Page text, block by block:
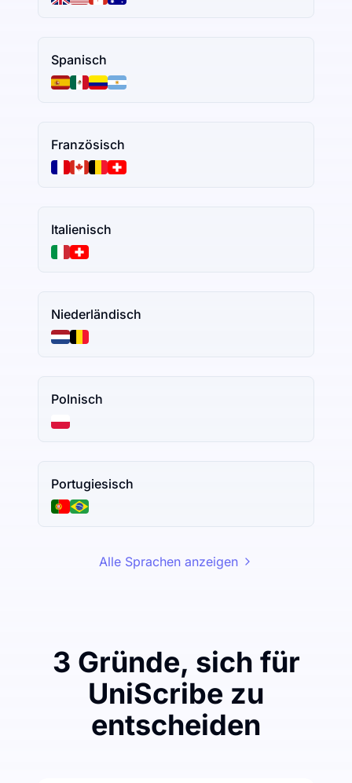
Spanisch
Französisch
Italienisch
Niederländisch
Polnisch
Portugiesisch
Alle Sprachen anzeigen
3 Gründe, sich für
UniScribe zu
entscheiden